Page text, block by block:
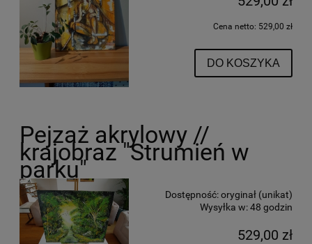
Cena netto: 529,00 zł
DO KOSZYKA
Pejzaż akrylowy //
krajobraz "Strumień w
parku"
Dostępność:oryginał (unikat)
Wysyłka w:48 godzin
529,00 zł